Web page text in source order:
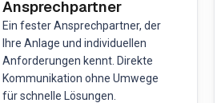
Ansprechpartner
Ein fester Ansprechpartner, der
Ihre Anlage und individuellen
Anforderungen kennt. Direkte
Kommunikation ohne Umwege
für schnelle Lösungen.